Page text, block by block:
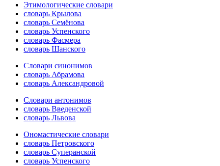
Этимологические словари
словарь Крылова
словарь Семёнова
словарь Успенского
словарь Фасмера
словарь Шанского
Словари синонимов
словарь Абрамова
словарь Александровой
Словари антонимов
словарь Введенской
словарь Львова
Ономастические словари
словарь Петровского
словарь Суперанской
словарь Успенского